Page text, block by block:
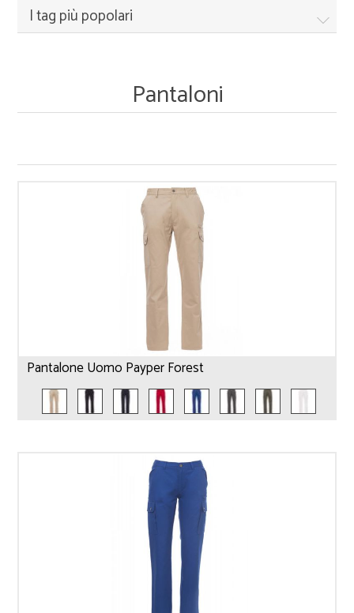
I tag più popolari
Pantaloni
Pantalone Uomo Payper Forest